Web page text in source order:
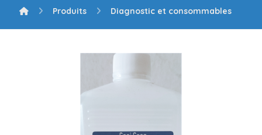
Produits Diagnostic et consommables